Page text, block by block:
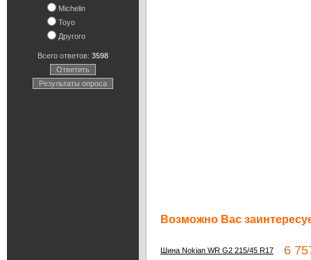
Michelin
Toyo
Другого
Всего ответов: 3598
Ответить
Результаты опроса
Возможно Вас
Шина Nokian WR G2 215/45 R17 6